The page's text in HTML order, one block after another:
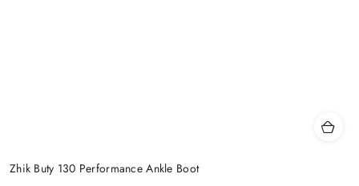
Zhik Buty 130 Performance Ankle Boot